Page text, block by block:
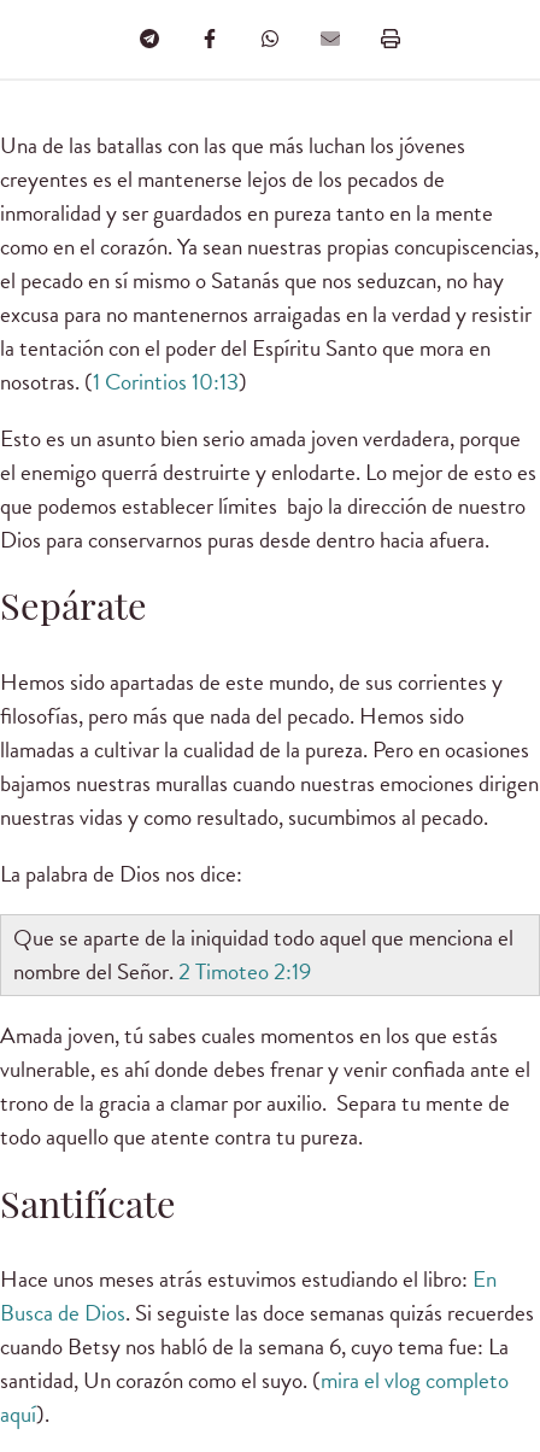
Una de las batallas con las que más luchan los jóvenes
creyentes es el mantenerse lejos de los pecados de
inmoralidad y ser guardados en pureza tanto en la mente
como en el corazón. Ya sean nuestras propias concupiscencias,
el pecado en sí mismo o Satanás que nos seduzcan, no hay
excusa para no mantenernos arraigadas en la verdad y resistir
la tentación con el poder del Espíritu Santo que mora en
nosotras. (1 Corintios 10:13)
Esto es un asunto bien serio amada joven verdadera, porque
el enemigo querrá destruirte y enlodarte. Lo mejor de esto es
que podemos establecer límites bajo la dirección de nuestro
Dios para conservarnos puras desde dentro hacia afuera.
Sepárate
Hemos sido apartadas de este mundo, de sus corrientes y
filosofías, pero más que nada del pecado. Hemos sido
llamadas a cultivar la cualidad de la pureza. Pero en ocasiones
bajamos nuestras murallas cuando nuestras emociones dirigen
nuestras vidas y como resultado, sucumbimos al pecado.
La palabra de Dios nos dice:
Que se aparte de la iniquidad todo aquel que menciona el
nombre del Señor.2 Timoteo 2:19
Amada joven, tú sabes cuales momentos en los que estás
vulnerable, es ahí donde debes frenar y venir confiada ante el
trono de la gracia a clamar por auxilio. Separa tu mente de
todo aquello que atente contra tu pureza.
Santifícate
Hace unos meses atrás estuvimos estudiando el libro: En
Busca de Dios. Si seguiste las doce semanas quizás recuerdes
cuando Betsy nos habló de la semana 6, cuyo tema fue: La
santidad, Un corazón como el suyo. (mira el vlog completo
aquí).